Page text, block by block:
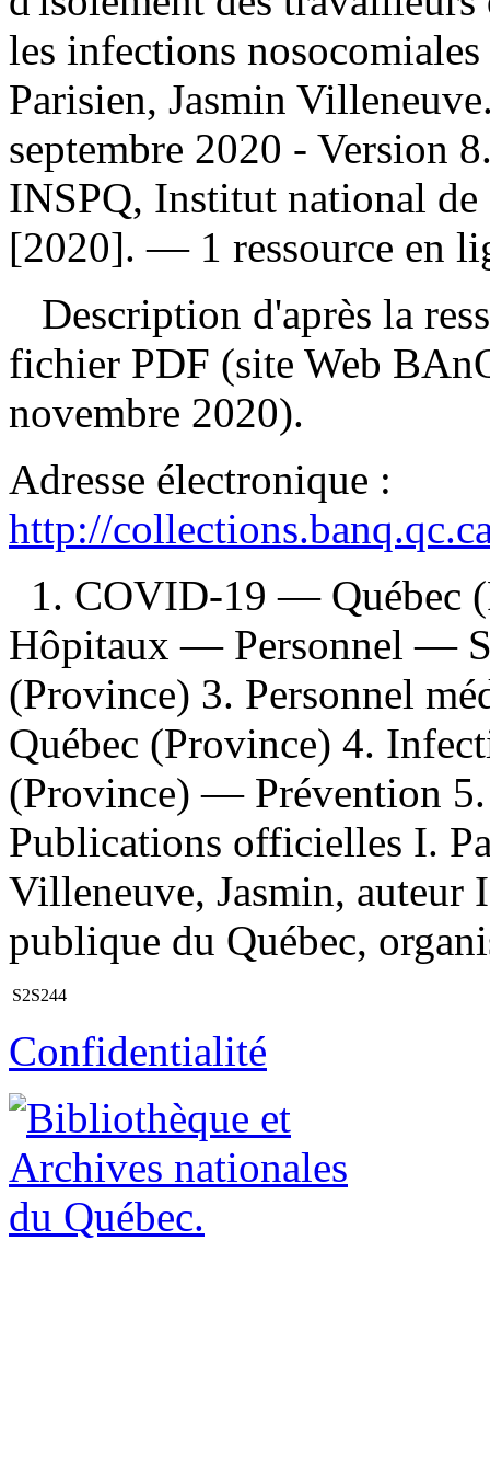
les infections
Parisien, Jasmin
septembre 2020 - Version
INSPQ, Institut national de
[2020]. — 1 ressource en
Description d'après la
fichier PDF (site Web
novembre 2020).
Adresse électronique :
http://
1. COVID-19 — Québec
Hôpitaux — Personnel —
(Province) 3. Personnel
Québec (Province) 4.
(Province) — Prévention
Publications officielles I.
Villeneuve, Jasmin, auteur
publique du Québec,
S2S244
Confidentialité